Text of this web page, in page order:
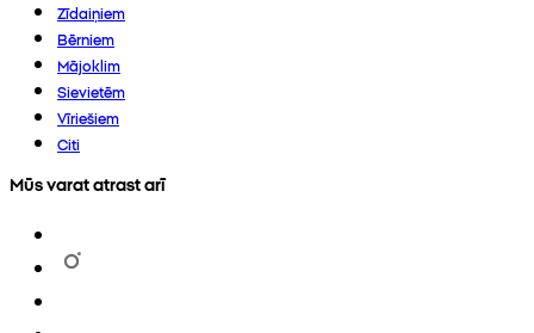
Zīdaiņiem
Bērniem
Mājoklim
Sievietēm
Vīriešiem
Citi
Mūs varat atrast arī